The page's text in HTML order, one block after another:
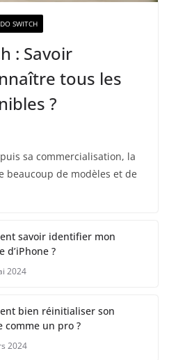
SWITCH
: Savoir
tous les
?
sa commercialisation, la
beaucoup de modèles et de
savoir identifier mon
d’iPhone ?
2024
bien réinitialiser son
comme un pro ?
2024